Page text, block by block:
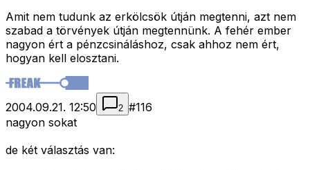
Amit nem tudunk az erkölcsök útján megtenni, azt nem
szabad a törvények útján megtennünk. A fehér ember
nagyon ért a pénzcsináláshoz, csak ahhoz nem ért,
hogyan kell elosztani.
2004.09.21. 12:50 2 #116
nagyon sokat
de két választás van: